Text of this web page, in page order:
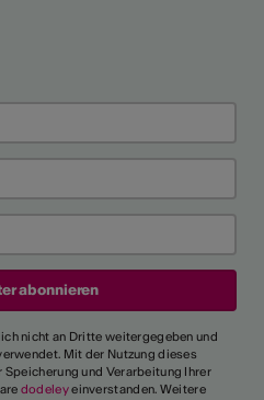
nicht an Dritte weitergegeben und
Mit der Nutzung dieses
und Verarbeitung Ihrer
dodeleyeinverstanden. Weitere